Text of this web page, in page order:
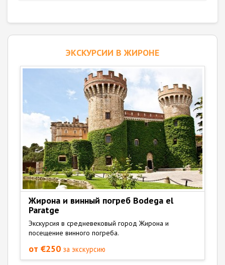
ЭКСКУРСИИ В ЖИРОНЕ
Жирона и винный погреб Bodega el
Paratge
Экскурсия в средневековый город Жирона и
посещение винного погреба.
от €250 за экскурсию